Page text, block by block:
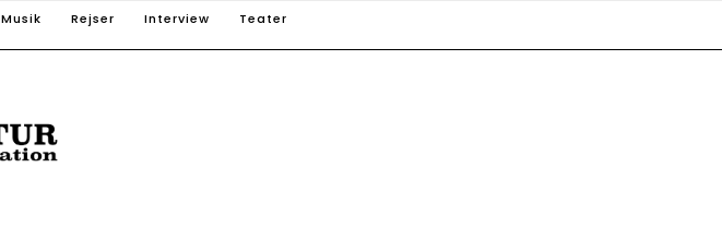
Musik Rejser Interview Teater